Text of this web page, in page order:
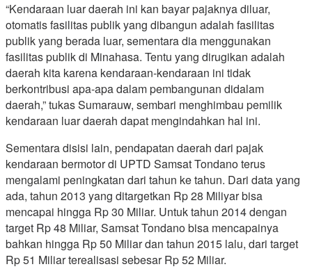
“Kendaraan luar daerah ini kan bayar pajaknya diluar,
otomatis fasilitas publik yang dibangun adalah fasilitas
publik yang berada luar, sementara dia menggunakan
fasilitas publik di Minahasa. Tentu yang dirugikan adalah
daerah kita karena kendaraan-kendaraan ini tidak
berkontribusi apa-apa dalam pembangunan didalam
daerah,” tukas Sumarauw, sembari menghimbau pemilik
kendaraan luar daerah dapat mengindahkan hal ini.
Sementara disisi lain, pendapatan daerah dari pajak
kendaraan bermotor di UPTD Samsat Tondano terus
mengalami peningkatan dari tahun ke tahun. Dari data yang
ada, tahun 2013 yang ditargetkan Rp 28 Miliyar bisa
mencapai hingga Rp 30 Miliar. Untuk tahun 2014 dengan
target Rp 48 Miliar, Samsat Tondano bisa mencapainya
bahkan hingga Rp 50 Miliar dan tahun 2015 lalu, dari target
Rp 51 Miliar terealisasi sebesar Rp 52 Miliar.